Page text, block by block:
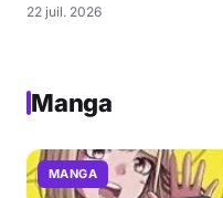
22 juil. 2026
Manga
MANGA